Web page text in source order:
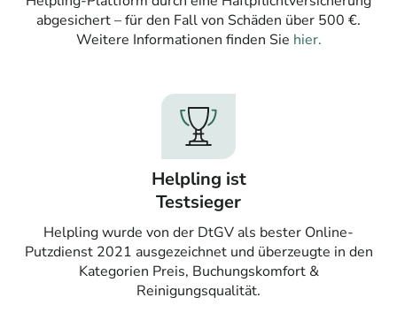
abgesichert – für den Fall von Schäden über 500 €.
Weitere Informationen finden Sie hier.
Helpling ist
Testsieger
Helpling wurde von der DtGV als bester Online-
Putzdienst 2021 ausgezeichnet und überzeugte in den
Kategorien Preis, Buchungskomfort &
Reinigungsqualität.